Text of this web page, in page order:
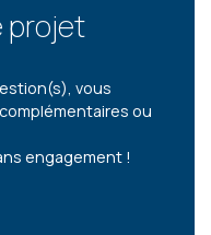
projet
vous
ou
engagement !